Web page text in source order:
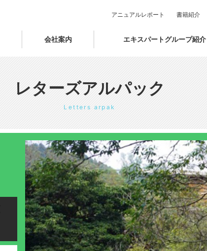
会社案内 エキスパートグループ紹介
アニュアルレポート 書籍紹介
レターズアルパック
Letters arpak